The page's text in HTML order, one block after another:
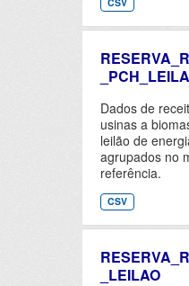
Dados de
usinas a
leilão de
agrupados no
referência.
CSV
_LEILAO